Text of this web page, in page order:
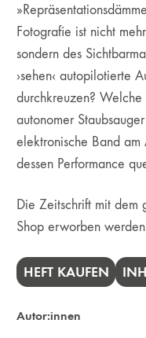
Fotografie ist nicht
sondern des
›sehen‹ autopilotierte
durchkreuzen? Welche
autonomer
elektronische Band
dessen Performance
Die Zeitschrift mit dem
Shop erworben
HEFT KAUFEN
Autor:innen